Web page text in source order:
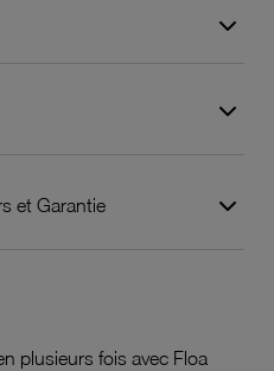
et Garantie
plusieurs fois avec Floa